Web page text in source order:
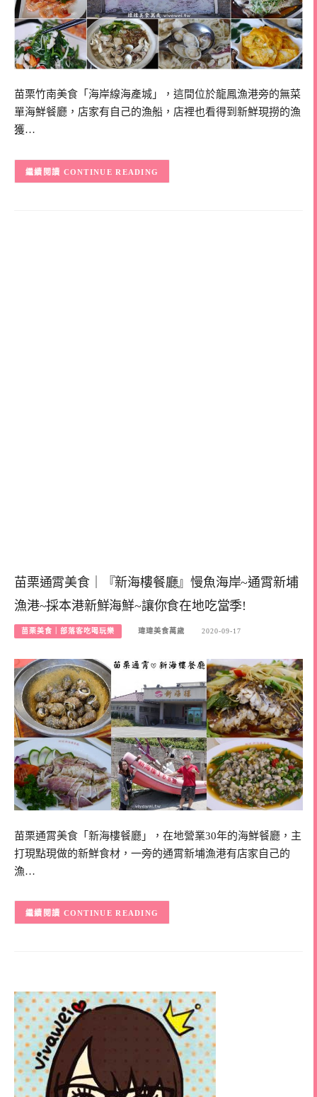
苗栗竹南美食「海岸線海產城」，這間位於龍鳳漁港旁的無菜
單海鮮餐廳，店家有自己的漁船，店裡也看得到新鮮現撈的漁
獲…
CONTINUE READING
苗栗通霄美食｜『新海樓餐廳』慢魚海岸~通霄新埔
漁港~採本港新鮮海鮮~讓你食在地吃當季!
苗栗美食｜部落客吃喝玩樂 瑋瑋美食萬歲 2020-09-17
苗栗通霄美食「新海樓餐廳」，在地營業30年的海鮮餐廳，主
打現點現做的新鮮食材，一旁的通霄新埔漁港有店家自己的
漁…
CONTINUE READING